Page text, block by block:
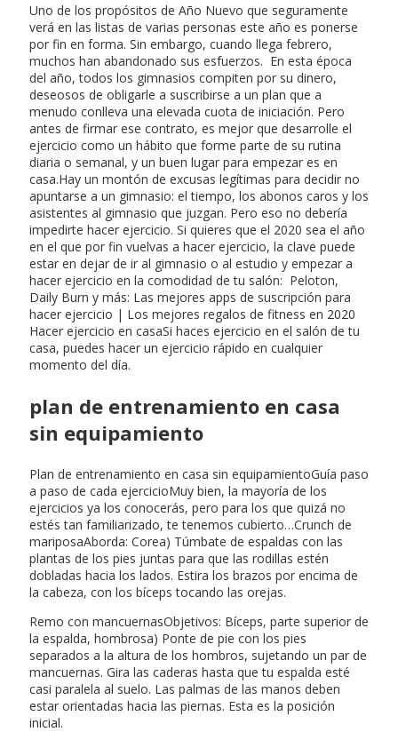
Uno de los propósitos de Año Nuevo que seguramente
verá en las listas de varias personas este año es ponerse
por fin en forma. Sin embargo, cuando llega febrero,
muchos han abandonado sus esfuerzos. En esta época
del año, todos los gimnasios compiten por su dinero,
deseosos de obligarle a suscribirse a un plan que a
menudo conlleva una elevada cuota de iniciación. Pero
antes de firmar ese contrato, es mejor que desarrolle el
ejercicio como un hábito que forme parte de su rutina
diaria o semanal, y un buen lugar para empezar es en
casa.Hay un montón de excusas legítimas para decidir no
apuntarse a un gimnasio: el tiempo, los abonos caros y los
asistentes al gimnasio que juzgan. Pero eso no debería
impedirte hacer ejercicio. Si quieres que el 2020 sea el año
en el que por fin vuelvas a hacer ejercicio, la clave puede
estar en dejar de ir al gimnasio o al estudio y empezar a
hacer ejercicio en la comodidad de tu salón: Peloton,
Daily Burn y más: Las mejores apps de suscripción para
hacer ejercicio | Los mejores regalos de fitness en 2020
Hacer ejercicio en casaSi haces ejercicio en el salón de tu
casa, puedes hacer un ejercicio rápido en cualquier
momento del día.
plan de entrenamiento en casa
sin equipamiento
Plan de entrenamiento en casa sin equipamientoGuía paso
a paso de cada ejercicioMuy bien, la mayoría de los
ejercicios ya los conocerás, pero para los que quizá no
estés tan familiarizado, te tenemos cubierto…Crunch de
mariposaAborda: Corea) Túmbate de espaldas con las
plantas de los pies juntas para que las rodillas estén
dobladas hacia los lados. Estira los brazos por encima de
la cabeza, con los bíceps tocando las orejas.
Remo con mancuernasObjetivos: Bíceps, parte superior de
la espalda, hombrosa) Ponte de pie con los pies
separados a la altura de los hombros, sujetando un par de
mancuernas. Gira las caderas hasta que tu espalda esté
casi paralela al suelo. Las palmas de las manos deben
estar orientadas hacia las piernas. Esta es la posición
inicial.